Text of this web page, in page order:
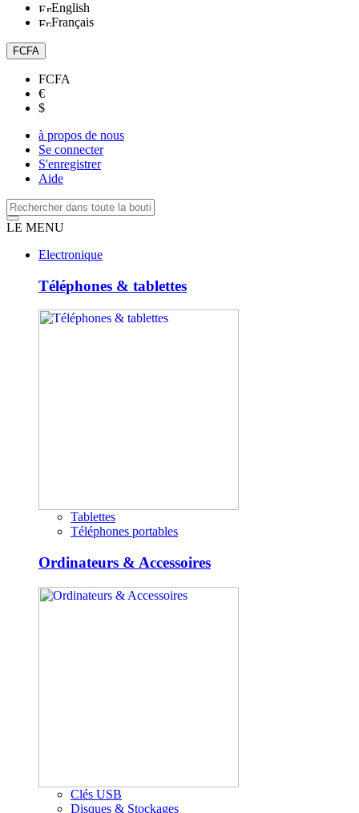
English
Français
FCFA
FCFA
€
$
à propos de nous
Se connecter
S'enregistrer
Aide
LE MENU
Electronique
Téléphones & tablettes
Tablettes
Téléphones portables
Ordinateurs & Accessoires
Clés USB
Disques & Stockages